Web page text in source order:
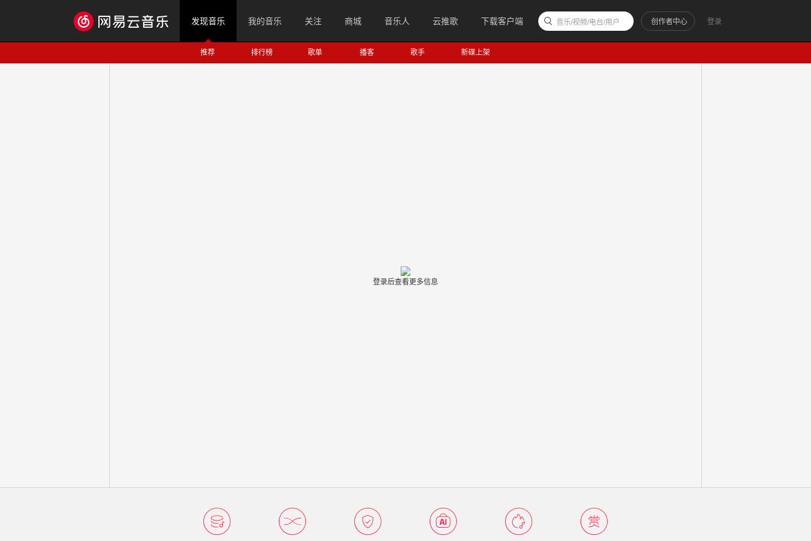
发现音乐 我的音乐 关注 商城 音乐人 云推歌 下载客户端 登录
创作者中心
音乐/视频/电台/用户
推荐 排行榜 歌单 播客 歌手 新碟上架